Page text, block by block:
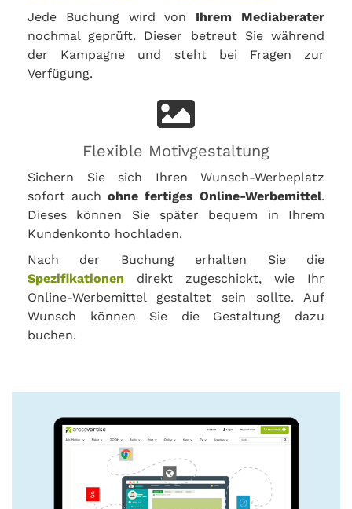
Jede Buchung wird von Ihrem Mediaberater
nochmal geprüft. Dieser betreut Sie während
der Kampagne und steht bei Fragen zur
Verfügung.
Flexible Motivgestaltung
Sichern Sie sich Ihren Wunsch-Werbeplatz
sofort auch ohne fertiges Online-Werbemittel.
Dieses können Sie später bequem in Ihrem
Kundenkonto hochladen.
Nach der Buchung erhalten Sie die
Spezifikationen direkt zugeschickt, wie Ihr
Online-Werbemittel gestaltet sein sollte. Auf
Wunsch können Sie die Gestaltung dazu
buchen.